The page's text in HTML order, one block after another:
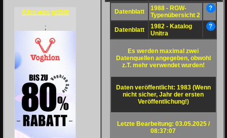
Alles was gefällt
;
Datenblatt
1988 - RGW-
Typenübersicht 2
?
Datenblatt
1982 - Katalog
Unitra
?
Es werden maximal zwei
Datenquellen angegeben, obwohl
z.T. mehr verwendet wurden!
Daten veröffentlicht: 1983 (Wenn
nicht sicher, Jahr der ersten
Veröffentlichung!)
Letzte Bearbeitung: 03.05.2025 /
08:37:07